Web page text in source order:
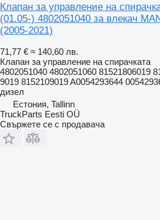
Клапан за управление на
(01.05-) 4802051040 за влекач
(2005-2021)
71,77 € ≈ 140,60 лв.
Клапан за управление на спирачката
4802051040 4802051060 81521806019
9019 8152109019 A0054293644
дизел
Естония, Tallinn
TruckParts Eesti OÜ
Свържете се с продавача